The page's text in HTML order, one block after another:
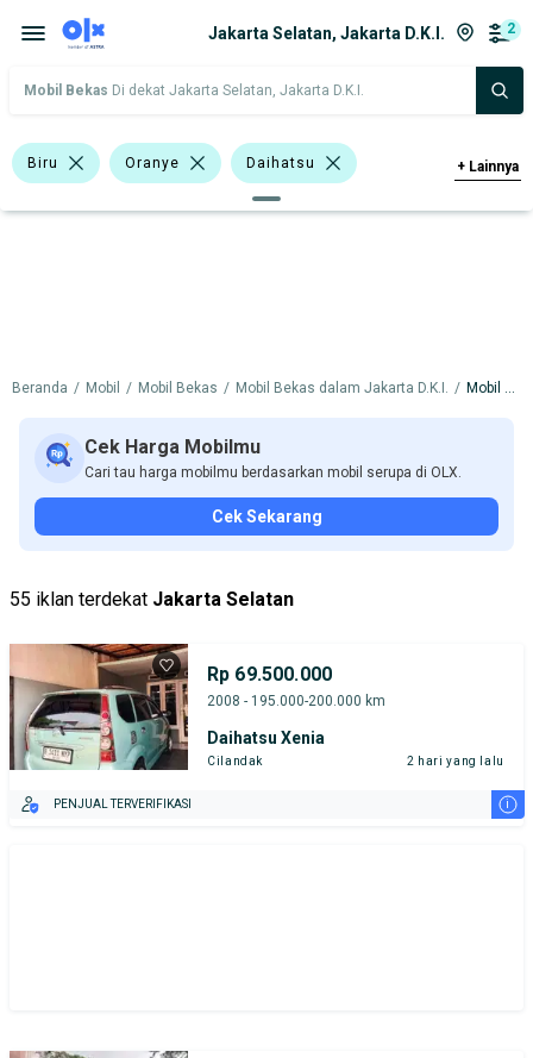
Jakarta Selatan, Jakarta D.K.I. 2
Mobil Bekas Di dekat Jakarta Selatan, Jakarta D.K.I.
Biru Oranye Daihatsu
Harga Merek Dan Model Tahun
+ Lainnya
Beranda / Mobil / Mobil Bekas / Mobil Bekas dalam Jakarta D.K.I. / Mobil Bekas dalam Jakarta Selatan
Cek Harga Mobilmu
Cari tau harga mobilmu berdasarkan mobil serupa di OLX.
Cek Sekarang
55 iklan terdekat Jakarta Selatan
Rp 69.500.000
2008 - 195.000-200.000 km
Daihatsu Xenia
Cilandak 2 hari yang lalu
PENJUAL TERVERIFIKASI i